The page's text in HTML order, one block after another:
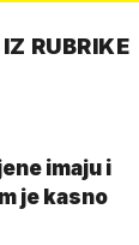
RUBRIKE
imaju i
je kasno